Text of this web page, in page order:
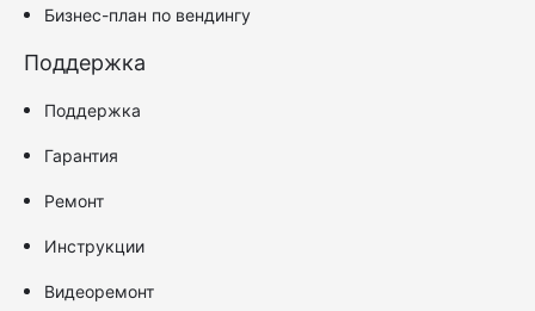
Бизнес-план по вендингу
Поддержка
Поддержка
Гарантия
Ремонт
Инструкции
Видеоремонт